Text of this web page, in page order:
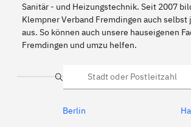
Sanitär - und Heizungstechnik. Seit 2007
Klempner Verband Fremdingen auch selbst
aus. So können auch unsere hauseigenen
Fremdingen und umzu helfen.
Suche
Berlin